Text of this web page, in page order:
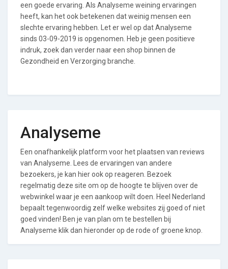
een goede ervaring. Als Analyseme weining ervaringen
heeft, kan het ook betekenen dat weinig mensen een
slechte ervaring hebben. Let er wel op dat Analyseme
sinds 03-09-2019 is opgenomen. Heb je geen positieve
indruk, zoek dan verder naar een shop binnen de
Gezondheid en Verzorging branche.
Analyseme
Een onafhankelijk platform voor het plaatsen van reviews
van Analyseme. Lees de ervaringen van andere
bezoekers, je kan hier ook op reageren. Bezoek
regelmatig deze site om op de hoogte te blijven over de
webwinkel waar je een aankoop wilt doen. Heel Nederland
bepaalt tegenwoordig zelf welke websites zij goed of niet
goed vinden! Ben je van plan om te bestellen bij
Analyseme klik dan hieronder op de rode of groene knop.